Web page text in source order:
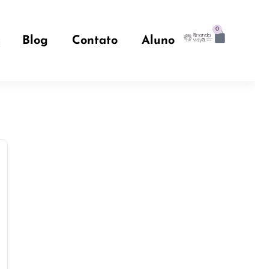
Blog Contato Aluno
0